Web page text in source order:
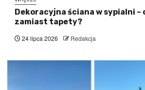
Dekoracyjna ściana w sypialni –
zamiast tapety?
24 lipca 2026 Redakcja